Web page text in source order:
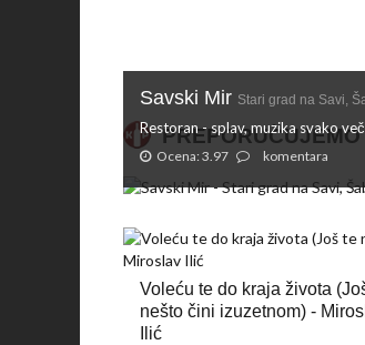
PREPORUČUJEMO
Savski Mir Stari grad na Savi,
Restoran - splav, muzika svako
Ocena: 3.97 komentara
Voleću te do kraja života
nešto čini izuzetnom) -
Ilić